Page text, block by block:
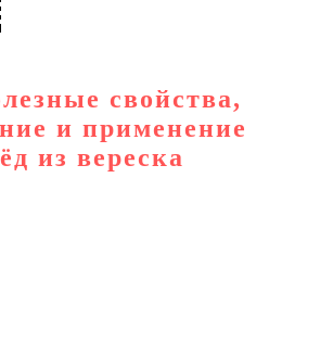
свойства,
и применение
из вереска